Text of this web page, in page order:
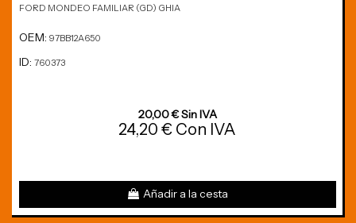
FORD MONDEO FAMILIAR (GD) GHIA
OEM: 97BB12A650
ID: 760373
20,00 € Sin IVA
24,20 € Con IVA
Añadir a la cesta